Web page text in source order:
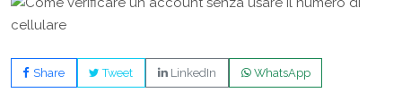
Share Tweet LinkedIn WhatsApp